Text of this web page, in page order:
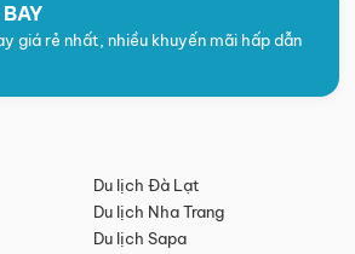
giá rẻ nhất, nhiều khuyến mãi hấp dẫn
Du lịch Đà Lạt
Du lịch Nha Trang
Du lịch Sapa